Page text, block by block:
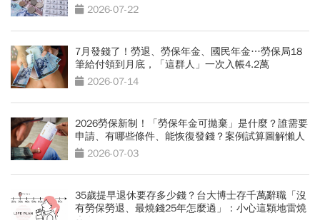
2026-07-22
7月發錢了！勞退、勞保年金、國民年金…勞保局18
筆給付領到月底，「這群人」一次入帳4.2萬
2026-07-14
2026勞保新制！「勞保年金可拋棄」是什麼？誰需要
申請、有哪些條件、能恢復發錢？案例試算圖解懶人
包 2026-07-03
35歲提早退休要存多少錢？台大博士存千萬辭職「沒
有勞保勞退、最燒錢25年怎麼過」：小心這顆地雷燒